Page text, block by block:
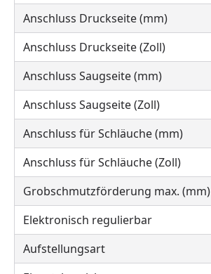
Anschluss Druckseite (mm)
Anschluss Druckseite (Zoll)
Anschluss Saugseite (mm)
Anschluss Saugseite (Zoll)
Anschluss für Schläuche (mm)
Anschluss für Schläuche (Zoll)
Grobschmutzförderung max. (mm)
Elektronisch regulierbar
Aufstellungsart